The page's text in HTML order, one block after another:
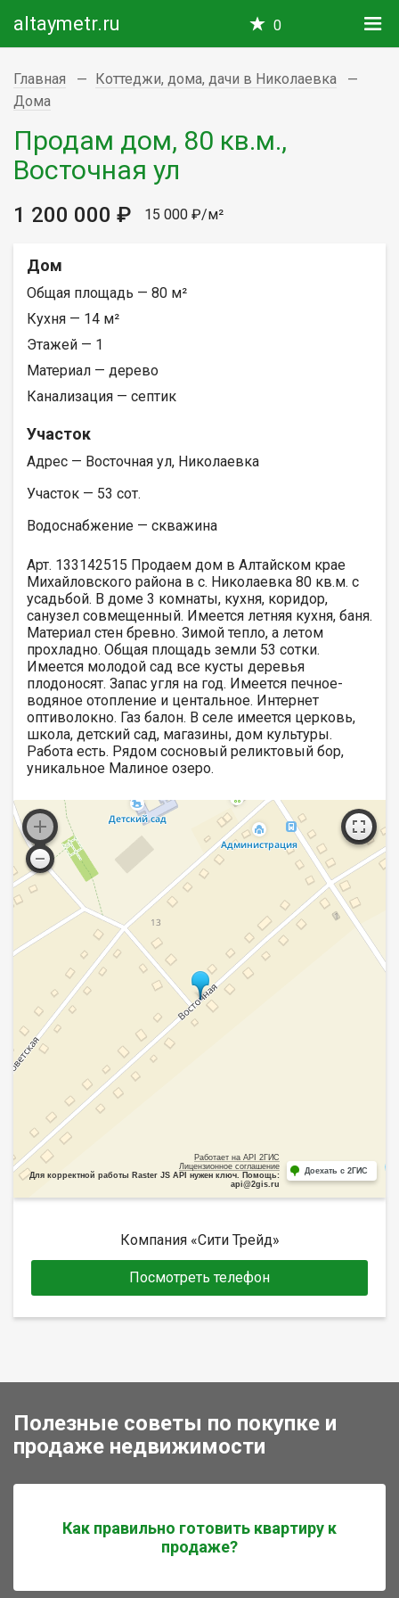
altaymetr.ru 0
Главная
Коттеджи, дома, дачи в Николаевка
Дома
Продам дом, 80 кв.м.,
Восточная ул
1 200 000 ₽ 15 000 ₽/м²
Дом
Общая площадь — 80 м²
Кухня — 14 м²
Этажей — 1
Материал — дерево
Канализация — септик
Участок
Адрес — Восточная ул, Николаевка
Участок — 53 сот.
Водоснабжение — скважина
Арт. 133142515 Продаем дом в Алтайском крае
Михайловского района в с. Николаевка 80 кв.м. с
усадьбой. В доме 3 комнаты, кухня, коридор,
санузел совмещенный. Имеется летняя кухня, баня.
Материал стен бревно. Зимой тепло, а летом
прохладно. Общая площадь земли 53 сотки.
Имеется молодой сад все кусты деревья
плодоносят. Запас угля на год. Имеется печное-
водяное отопление и центальное. Интернет
оптиволокно. Газ балон. В селе имеется церковь,
школа, детский сад, магазины, дом культуры.
Работа есть. Рядом сосновый реликтовый бор,
уникальное Малиное озеро.
Работает на API 2ГИС
Лицензионное соглашение
Для корректной работы Raster JS API нужен ключ. Помощь:
api@2gis.ru
Доехать с 2ГИС
Компания «Сити Трейд»
Посмотреть телефон
Полезные советы по покупке и
продаже недвижимости
Как правильно готовить квартиру к
продаже?